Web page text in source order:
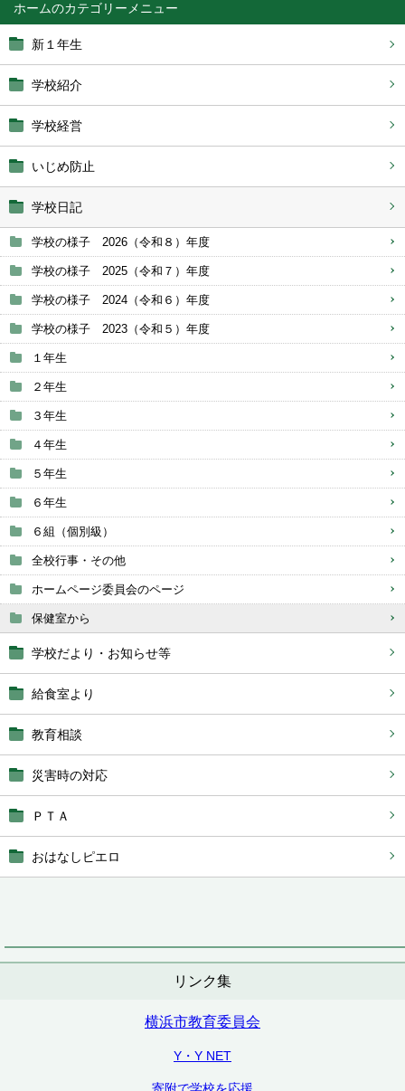
ホーム
新１年生
学校紹介
学校経営
いじめ防止
学校日記
学校の様子 2026（令和８）年度
学校の様子 2025（令和７）年度
学校の様子 2024（令和６）年度
学校の様子 2023（令和５）年度
１年生
２年生
３年生
４年生
５年生
６年生
６組（個別級）
全校行事・その他
ホームページ委員会のページ
保健室から
学校だより・お知らせ等
給食室より
教育相談
災害時の対応
ＰＴＡ
おはなしピエロ
リンク集
横浜市教育委員会
Y・Y NET